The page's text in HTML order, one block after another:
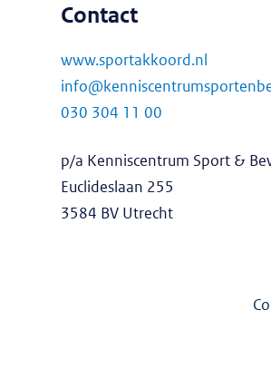
Contact
www.sportakkoord.nl
030 304 11 00
p/a Kenniscentrum Sport &
Euclideslaan 255
3584 BV Utrecht